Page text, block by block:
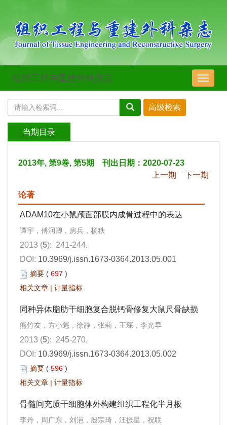
导
航
组织工程与重建外科杂志
当期目录
2013年, 第9卷, 第5期 刊出日期：2020-07-23
上一期
下一期
论著
ADAM10在小鼠颅面部膜内成骨过程中的表达
谭宇，傅润卿，房兵，杨秩
2013 (5): 241-244.
DOI: 10.3969/j.issn.1673-0364.2013.05.001
摘要 ( 697 )
相关文章 | 计量指标
同种异体脂肪干细胞复合脱钙骨修复大鼠尺骨缺损
熊竹友，方小魁，徐静，张莉，王琛，李光早
2013 (5): 245-270.
DOI: 10.3969/j.issn.1673-0364.2013.05.002
摘要 ( 596 )
相关文章 | 计量指标
骨髓间充质干细胞体外构建组织工程化半月板
李丹，周广东，刘浥，殷宗琦，汪振星，祝联